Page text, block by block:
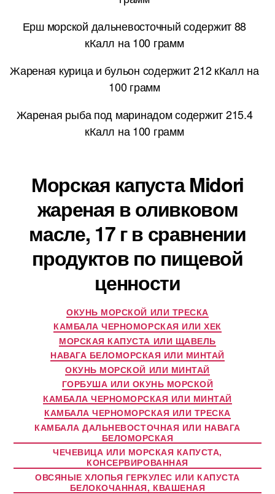
Ерш морской дальневосточный содержит 88
кКалл на 100 грамм
Жареная курица и бульон содержит 212 кКалл на
100 грамм
Жареная рыба под маринадом содержит 215.4
кКалл на 100 грамм
Морская капуста Midori
жареная в оливковом
масле, 17 г в сравнении
продуктов по пищевой
ценности
ОКУНЬ МОРСКОЙ ИЛИ ТРЕСКА
КАМБАЛА ЧЕРНОМОРСКАЯ ИЛИ ХЕК
МОРСКАЯ КАПУСТА ИЛИ ЩАВЕЛЬ
НАВАГА БЕЛОМОРСКАЯ ИЛИ МИНТАЙ
ОКУНЬ МОРСКОЙ ИЛИ МИНТАЙ
ГОРБУША ИЛИ ОКУНЬ МОРСКОЙ
КАМБАЛА ЧЕРНОМОРСКАЯ ИЛИ МИНТАЙ
КАМБАЛА ЧЕРНОМОРСКАЯ ИЛИ ТРЕСКА
КАМБАЛА ДАЛЬНЕВОСТОЧНАЯ ИЛИ НАВАГА
БЕЛОМОРСКАЯ
ЧЕЧЕВИЦА ИЛИ МОРСКАЯ КАПУСТА,
КОНСЕРВИРОВАННАЯ
ОВСЯНЫЕ ХЛОПЬЯ ГЕРКУЛЕС ИЛИ КАПУСТА
БЕЛОКОЧАННАЯ, КВАШЕНАЯ